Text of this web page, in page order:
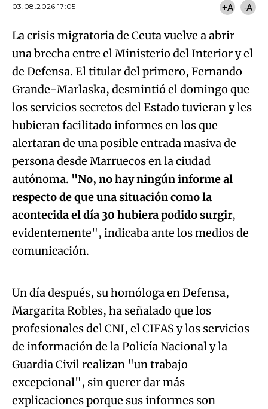
03.08.2026 17:05
+A -A
La crisis migratoria de Ceuta vuelve a abrir
una brecha entre el Ministerio del Interior y el
de Defensa. El titular del primero, Fernando
Grande-Marlaska, desmintió el domingo que
los servicios secretos del Estado tuvieran y les
hubieran facilitado informes en los que
alertaran de una posible entrada masiva de
persona desde Marruecos en la ciudad
autónoma. "No, no hay ningún informe al
respecto de que una situación como la
acontecida el día 30 hubiera podido surgir,
evidentemente", indicaba ante los medios de
comunicación.
Try again
Un día después, su homóloga en Defensa,
Margarita Robles, ha señalado que los
profesionales del CNI, el CIFAS y los servicios
de información de la Policía Nacional y la
Guardia Civil realizan "un trabajo
excepcional", sin querer dar más
explicaciones porque sus informes son